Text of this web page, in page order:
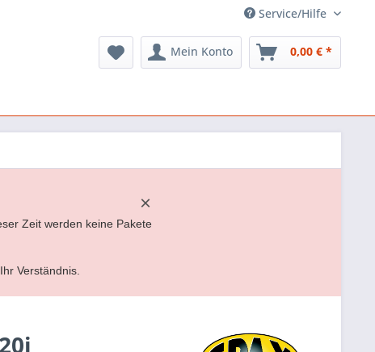
Service/Hilfe
Mein Konto 0,00 € *
×
Zeit werden keine Pakete
Verständnis.